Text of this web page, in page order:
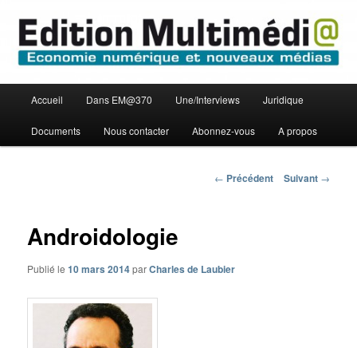
contenu
principalEdition Multimédi@
principal
Accueil Dans EM@370 Une/Interviews Juridique
Documents Nous contacter Abonnez-vous A propos
Navigation
← Précédent Suivant →
Androidologie
Publié le10 mars 2014parCharles de Laubier